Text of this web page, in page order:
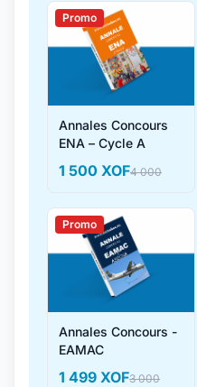
Promo
Annales Concours
ENA – Cycle A
1 500 XOF4 000
Promo
Annales Concours -
EAMAC
1 499 XOF3 000